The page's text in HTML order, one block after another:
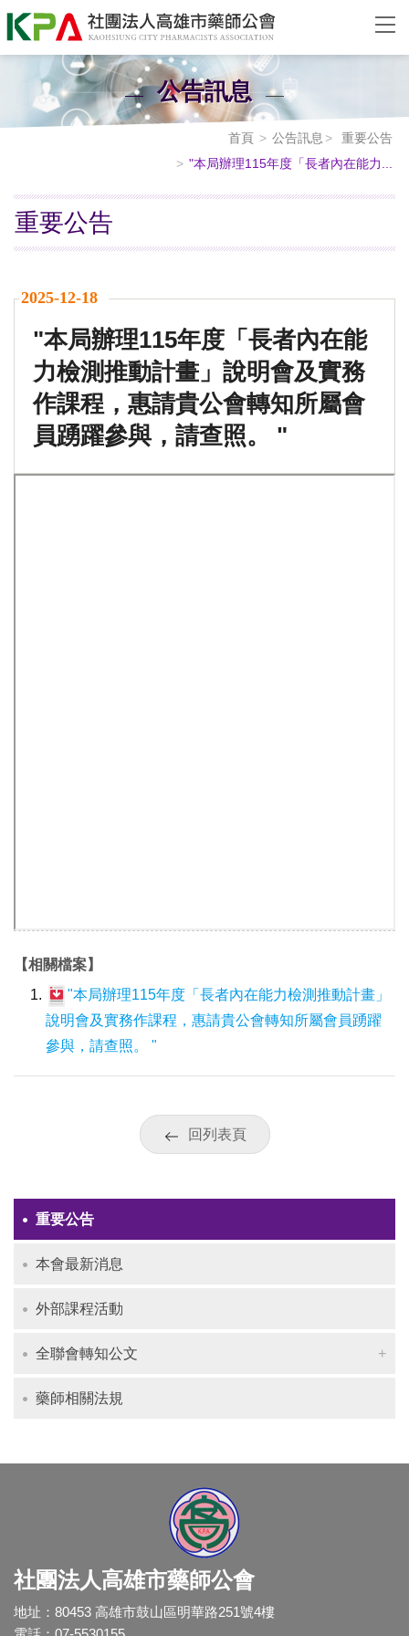
公告訊息
首頁 公告訊息
重要公告
"本局辦理115年度「長者內在能力...
重要公告
2025-12-18
"本局辦理115年度「長者內在能
力檢測推動計畫」說明會及實務
作課程，惠請貴公會轉知所屬會
員踴躍參與，請查照。 "
【相關檔案】
"本局辦理115年度「長者內在能力檢測推動計畫」
說明會及實務作課程，惠請貴公會轉知所屬會員踴躍
參與，請查照。 "
回列表頁
重要公告
本會最新消息
外部課程活動
全聯會轉知公文
藥師相關法規
社團法人高雄市藥師公會
地址：80453 高雄市鼓山區明華路251號4樓